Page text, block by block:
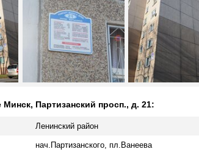
Партизанский просп., д. 21:
Ленинский район
нач.Партизанского, пл.Ванеева